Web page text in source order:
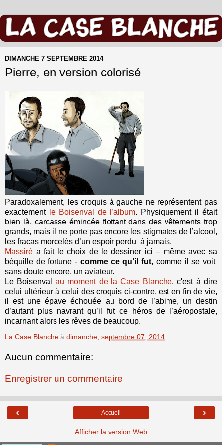
DIMANCHE 7 SEPTEMBRE 2014
Pierre, en version colorisé
Paradoxalement, les croquis à gauche ne représentent pas
exactement le Boisenval de l’album. Physiquement il était
bien là, carcasse émincée flottant dans des vêtements trop
grands, mais il ne porte pas encore les stigmates de l’alcool,
les fracas morcelés d’un espoir perdu à jamais.
Massiré a fait le choix de le dessiner ici – même avec sa
béquille de fortune - comme ce qu’il fut, comme il se voit
sans doute encore, un aviateur.
Le Boisenval au moment de la Case Blanche, c'est à dire
celui ultérieur à celui des croquis ci-contre, est en fin de vie,
il est une épave échouée au bord de l’abime, un destin
d’autant plus navrant qu’il fut ce héros de l’aéropostale,
incarnant alors les rêves de beaucoup.
La Case Blanche à dimanche, septembre 07, 2014
Aucun commentaire:
Enregistrer un commentaire
‹ ›
Accueil
Afficher la version Web